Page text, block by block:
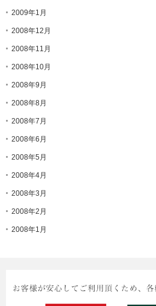
2009年1月
2008年12月
2008年11月
2008年10月
2008年9月
2008年8月
2008年7月
2008年6月
2008年5月
2008年4月
2008年3月
2008年2月
2008年1月